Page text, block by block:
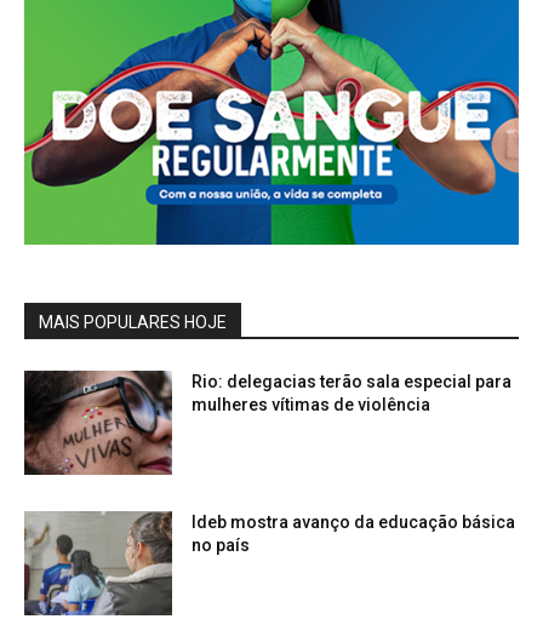
MAIS POPULARES HOJE
Rio: delegacias terão sala especial para
mulheres vítimas de violência
Ideb mostra avanço da educação básica
no país